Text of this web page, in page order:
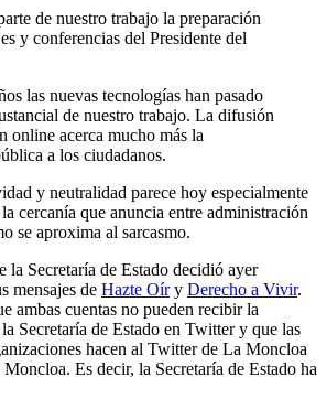
de nuestro trabajo la preparación
y conferencias del Presidente del
las nuevas tecnologías han pasado
de nuestro trabajo. La difusión
online acerca mucho más la
a los ciudadanos.
y neutralidad parece hoy especialmente
cercanía que anuncia entre administración
se aproxima al sarcasmo.
la Secretaría de Estado decidió ayer
mensajes de Hazte Oíry Derecho a Vivir.
ambas cuentas no pueden recibir la
Secretaría de Estado en Twitter y que las
hacen al Twitter de La Moncloa
Es decir, la Secretaría de Estado ha